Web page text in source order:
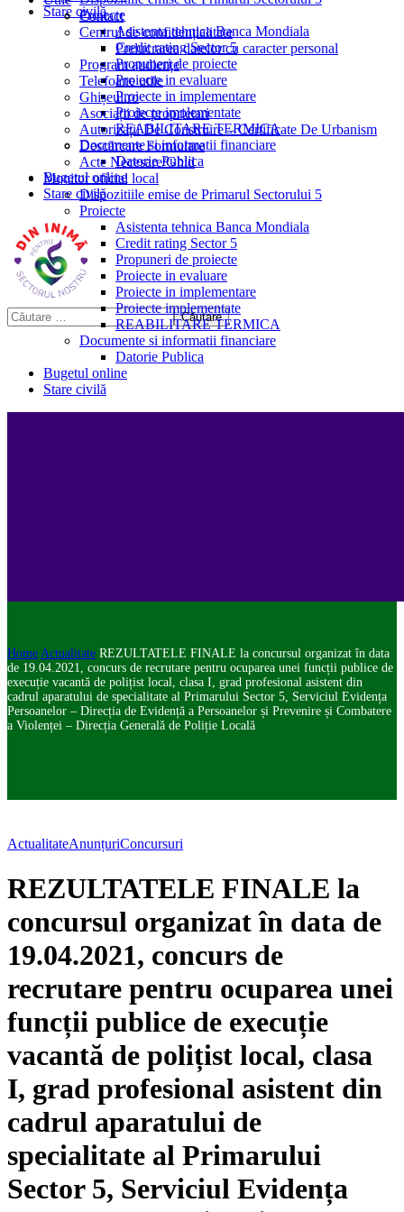
Stare civilă
Proiecte
Asistenta tehnica Banca Mondiala
Credit rating Sector 5
Propuneri de proiecte
Proiecte in evaluare
Proiecte in implementare
Proiecte implementate
REABILITARE TERMICA
Documente si informatii financiare
Datorie Publica
Bugetul online
Stare civilă
Contact
Centrul de confidențialitate
Prelucrarea datelor cu caracter personal
Program audiențe
Telefoane utile
Ghișeul.ro
Asociații de proprietari
Autorizații De Construire – Certificate De Urbanism
Descărcare Formulare
Acte Necesare/Ghid
Monitor oficial local
Dispozitiile emise de Primarul Sectorului 5
Proiecte
Asistenta tehnica Banca Mondiala
Credit rating Sector 5
Propuneri de proiecte
Proiecte in evaluare
Proiecte in implementare
Proiecte implementate
REABILITARE TERMICA
Documente si informatii financiare
Datorie Publica
Bugetul online
Stare civilă
Home Actualitate REZULTATELE FINALE la concursul organizat în data
de 19.04.2021, concurs de recrutare pentru ocuparea unei funcții publice de
execuție vacantă de polițist local, clasa I, grad profesional asistent din
cadrul aparatului de specialitate al Primarului Sector 5, Serviciul Evidența
Persoanelor – Direcția de Evidență a Persoanelor și Prevenire și Combatere
a Violenței – Direcția Generală de Poliție Locală
ActualitateAnunțuriConcursuri
REZULTATELE FINALE la
concursul organizat în data de
19.04.2021, concurs de
recrutare pentru ocuparea unei
funcții publice de execuție
vacantă de polițist local, clasa
I, grad profesional asistent din
cadrul aparatului de
specialitate al Primarului
Sector 5, Serviciul Evidența